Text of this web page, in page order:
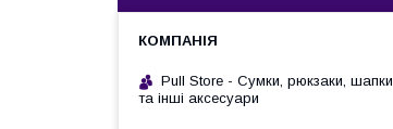
Pull Store - Cумки, рюкзаки, шапки
та інші аксесуари